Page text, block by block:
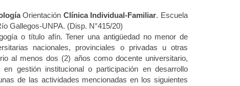
Orientación Clínica Individual-Familiar. Escuela
Gallegos-UNPA. (Disp. N°415/20)
o título afín. Tener una antigüedad no menor de
nacionales, provinciales o privadas u otras
al menos dos (2) años como docente universitario,
gestión institucional o participación en desarrollo
de las actividades mencionadas en los siguientes